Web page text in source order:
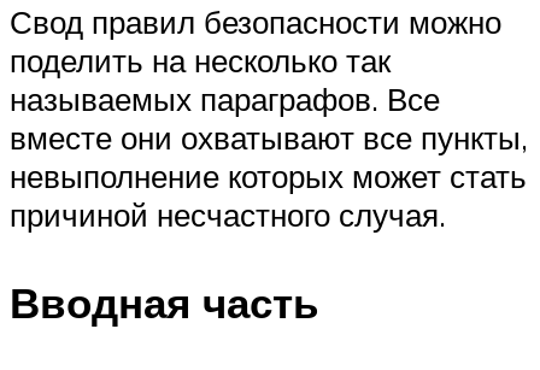
Свод правил безопасности можно
поделить на несколько так
называемых параграфов. Все
вместе они охватывают все пункты,
невыполнение которых может стать
причиной несчастного случая.
Вводная часть